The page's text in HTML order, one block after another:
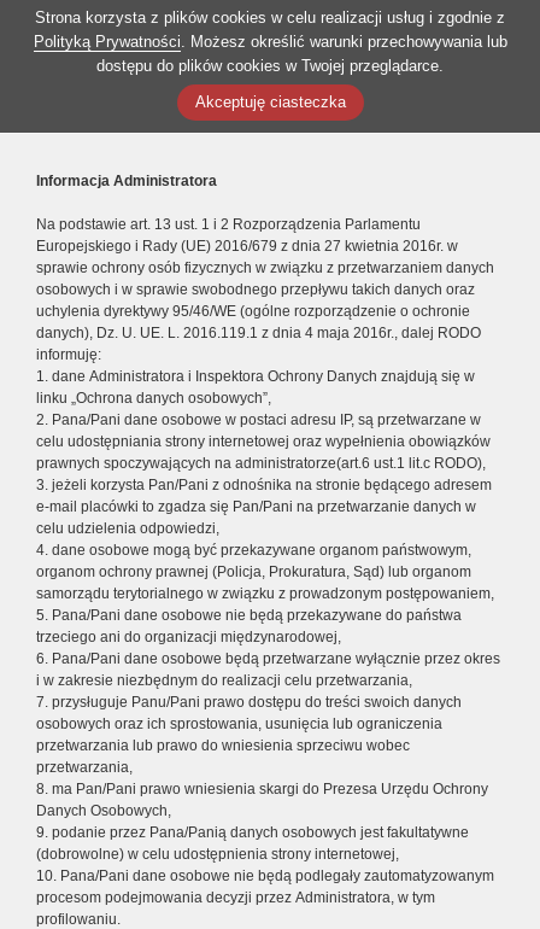
Strona korzysta z plików cookies w celu realizacji usług i zgodnie z
Polityką Prywatności. Możesz określić warunki przechowywania lub
dostępu do plików cookies w Twojej przeglądarce.
Akceptuję ciasteczka
Informacja Administratora
Na podstawie art. 13 ust. 1 i 2 Rozporządzenia Parlamentu
Europejskiego i Rady (UE) 2016/679 z dnia 27 kwietnia 2016r. w
sprawie ochrony osób fizycznych w związku z przetwarzaniem danych
osobowych i w sprawie swobodnego przepływu takich danych oraz
uchylenia dyrektywy 95/46/WE (ogólne rozporządzenie o ochronie
danych), Dz. U. UE. L. 2016.119.1 z dnia 4 maja 2016r., dalej RODO
informuję:
1. dane Administratora i Inspektora Ochrony Danych znajdują się w
linku „Ochrona danych osobowych”,
2. Pana/Pani dane osobowe w postaci adresu IP, są przetwarzane w
celu udostępniania strony internetowej oraz wypełnienia obowiązków
prawnych spoczywających na administratorze(art.6 ust.1 lit.c RODO),
3. jeżeli korzysta Pan/Pani z odnośnika na stronie będącego adresem
e-mail placówki to zgadza się Pan/Pani na przetwarzanie danych w
celu udzielenia odpowiedzi,
4. dane osobowe mogą być przekazywane organom państwowym,
organom ochrony prawnej (Policja, Prokuratura, Sąd) lub organom
samorządu terytorialnego w związku z prowadzonym postępowaniem,
5. Pana/Pani dane osobowe nie będą przekazywane do państwa
trzeciego ani do organizacji międzynarodowej,
6. Pana/Pani dane osobowe będą przetwarzane wyłącznie przez okres
i w zakresie niezbędnym do realizacji celu przetwarzania,
7. przysługuje Panu/Pani prawo dostępu do treści swoich danych
osobowych oraz ich sprostowania, usunięcia lub ograniczenia
przetwarzania lub prawo do wniesienia sprzeciwu wobec
przetwarzania,
8. ma Pan/Pani prawo wniesienia skargi do Prezesa Urzędu Ochrony
Danych Osobowych,
9. podanie przez Pana/Panią danych osobowych jest fakultatywne
(dobrowolne) w celu udostępnienia strony internetowej,
10. Pana/Pani dane osobowe nie będą podlegały zautomatyzowanym
procesom podejmowania decyzji przez Administratora, w tym
profilowaniu.